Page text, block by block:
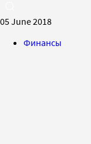
05 June 2018
Финансы